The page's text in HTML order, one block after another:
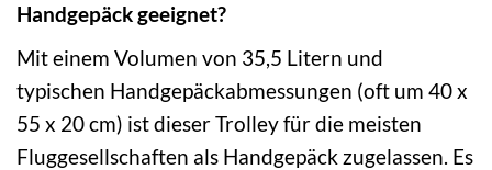
Handgepäck geeignet?
Mit einem Volumen von 35,5 Litern und
typischen Handgepäckabmessungen (oft um 40 x
55 x 20 cm) ist dieser Trolley für die meisten
Fluggesellschaften als Handgepäck zugelassen. Es